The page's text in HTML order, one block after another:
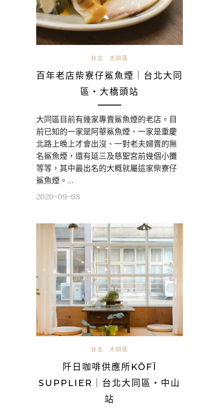
台北 大同區
百年老店柴寮仔鯊魚煙｜台北大同
區・大橋頭站
大同區目前有幾家專賣鯊魚煙的老店。目
前已知的一家是阿華鯊魚煙、一家是重慶
北路上晚上才會出沒、一對老夫婦賣的無
名鯊魚煙，還有延三及慈聖宮前幾個小攤
等等，其中最出名的大概就屬這家柴寮仔
鯊魚煙。…
2020-09-08
台北 大同區
阡日咖啡供應所KŌFĪ
SUPPLIER｜台北大同區・中山
站